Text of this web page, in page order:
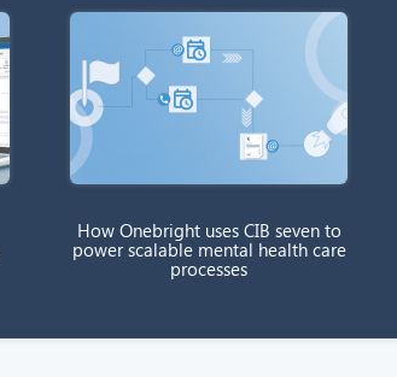
How Onebright uses CIB seven to
power scalable mental health care
processes